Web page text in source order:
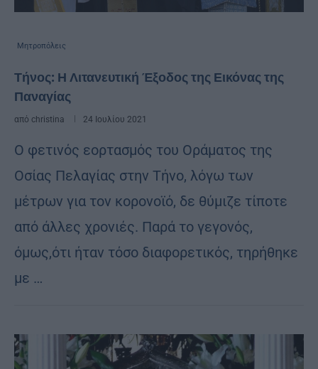
Μητροπόλεις
Τήνος: Η Λιτανευτική Έξοδος της Εικόνας της
Παναγίας
από christina 24 Ιουλίου 2021
Ο φετινός εορτασμός του Οράματος της
Οσίας Πελαγίας στην Τήνο, λόγω των
μέτρων για τον κορονοϊό, δε θύμιζε τίποτε
από άλλες χρονιές. Παρά το γεγονός,
όμως,ότι ήταν τόσο διαφορετικός, τηρήθηκε
με …